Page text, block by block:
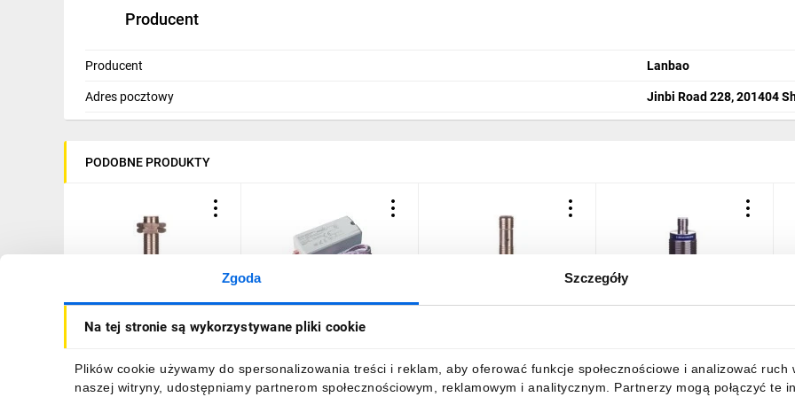
Zgoda Szczegóły
Na tej stronie są wykorzystywane pliki cookie
Plików cookie używamy do spersonalizowania treści i reklam, aby oferować funkcje społecznościowe i analizować
naszej witryny, udostępniamy partnerom społecznościowym, reklamowym i analitycznym. Partnerzy mogą połączyć
Producent
Producent Lanbao
Adres pocztowy Jinbi Road 228, 201404
PODOBNE PRODUKTY
Czujnik indukcyjny M12
Sn=4mm 10-30VDC PNP
95B063371, 1-1W94OZ
92,20 złbrutto
Czujnik zbliżeniowy 500W
jednobiegunowy B53-KZQ-
34,62 zł brutto
95B063451, 1-1W94PV
92,20 zł brutto
XS630B1PAM12
308,83 złbrutto